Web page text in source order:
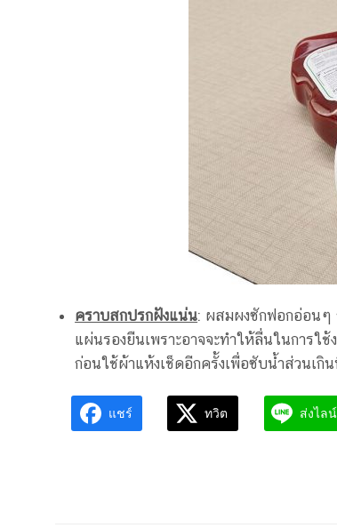
คราบสกปรกฝังแน่น: ผสมผงซักฟอกอ่อนๆ
แผ่นรองยืนเพราะอาจจะทำให้ลื่นในการใ
ก่อนใช้ผ้าแห้งเช็ดอีกครั้งเพื่อซับน้ำส่วนเกิ
แชร์ ทวิต ส่งไลน์